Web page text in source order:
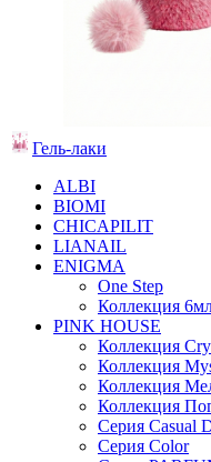
Гель-лаки
ALBI
BIOMI
CHICAPILIT
LIANAIL
ENIGMA
One Step
Коллекция
PINK HOUSE
Коллекция
Коллекция
Коллекция
Коллекция
Серия Casual
Серия Color